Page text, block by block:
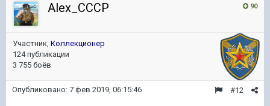
90
Alex_CCCP
Участник, Коллекционер
124 публикации
3 755 боёв
#12
Опубликовано: 7 фев 2019, 06:15:46